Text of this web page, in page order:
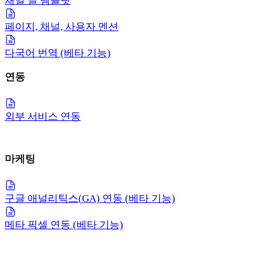
페이지, 채널, 사용자 멘션
다국어 번역 (베타 기능)
연동
외부 서비스 연동
마케팅
구글 애널리틱스(GA) 연동 (베타 기능)
메타 픽셀 연동 (베타 기능)